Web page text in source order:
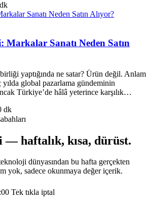
Markalar Sanatı Neden Satın
yaptığında ne satar? Ürün değil. Anlam
yılda global pazarlama gündeminin
Türkiye’de hâlâ yeterince karşılık…
dk
— haftalık, kısa, dürüst.
dünyasından bu hafta gerçekten
yok, sadece okunmaya değer içerik.
Tek tıkla iptal